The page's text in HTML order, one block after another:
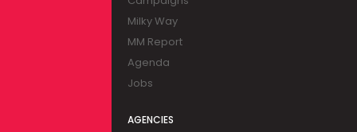
Milky Way
MM Report
Agenda
Jobs
AGENCIES